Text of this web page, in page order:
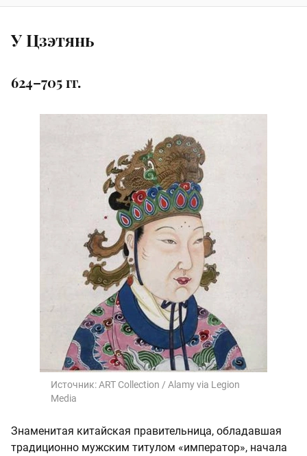
У Цзэтянь
624–705 гг.
Источник:ART Collection / Alamy via Legion
Media
Знаменитая китайская правительница, обладавшая
традиционно мужским титулом «император», начала